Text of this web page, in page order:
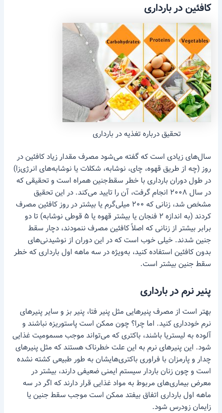
کافئین در بارداری
تحقیق درباره تغذیه در بارداری
سال‌های زیادی است که گفته می‌شود مصرف مقدار زیاد کافئین در
روز (چه از طریق قهوه، چای، نوشابه، شکلات یا نوشابه‌های انرژی‌زا)
در طول دوران بارداری با خطر سقط‌جنین همراه است و تحقیقی که
در سال ۲۰۰۸ انجام گرفت، آن را تایید می‌کند. در این تحقیق
مشخص شد، زنانی که ۲۰۰ میلی‌گرم یا بیشتر در روز کافئین مصرف
کردند (به اندازه ۲ فنجان یا بیشتر قهوه یا ۵ قوطی نوشابه) تا دو
برابر بیشتر از زنانی که اصلاً کافئین مصرف ننمودند، دچار سقط‌
جنین شدند. خیلی خوب است که در این دوران از نوشیدنی‌های
بدون کافئین استفاده کنید، به‌ویژه در سه ماهه اول بارداری که خطر
سقط‌ جنین بیشتر است.
پنیر نرم در بارداری
بهتر است از مصرف پنیرهایی مثل پنیر فتا، پنیر بز و سایر پنیرهای
نرم خودداری کنید. اما چرا؟ چون ممکن است پاستوریزه نباشند و
آلوده به لیستریا باشند، باکتری که می‌تواند موجب مسمومیت غذایی
شود. این پنیرهای نرم به این علت خطرناک هستند که مثل پنیرهای
چدار و پارمزان با فراوری باکتری‌هایشان به طور طبیعی کشته نشده
است و چون زنان باردار سیستم ایمنی ضعیفی دارند، بیشتر در
معرض بیماری‌های مربوط به مواد غذایی قرار دارند که اگر در سه
ماهه اول بارداری اتفاق بیفتد ممکن است موجب سقط‌ جنین یا
زایمان زودرس شود.